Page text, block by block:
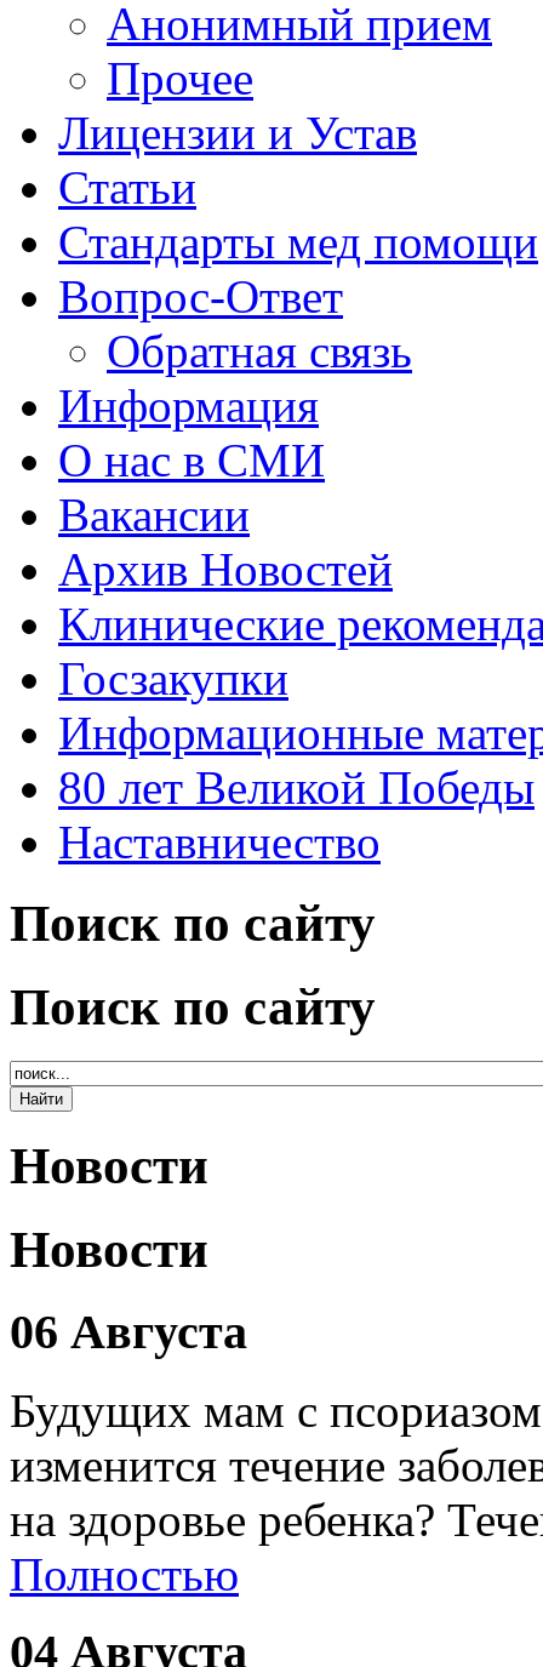
Анонимный прием
Прочее
Лицензии и Устав
Статьи
Стандарты мед помощи
Вопрос-Ответ
Обратная связь
Информация
О нас в СМИ
Вакансии
Архив Новостей
Клинические
Госзакупки
Информационные
80 лет Великой Победы
Наставничество
Поиск по сайту
Поиск по сайту
Новости
Новости
06 Августа
Будущих мам с
изменится течение
на здоровье ребенка?
Полностью
04 Августа